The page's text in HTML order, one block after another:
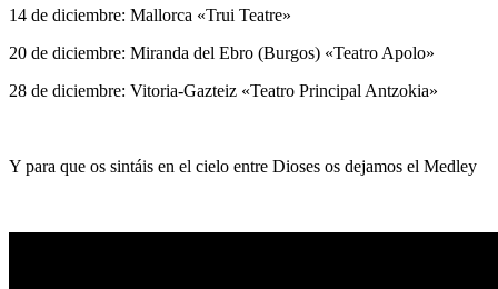
14 de diciembre: Mallorca «Trui Teatre»
20 de diciembre: Miranda del Ebro (Burgos) «Teatro Apolo»
28 de diciembre: Vitoria-Gazteiz «Teatro Principal Antzokia»
Y para que os sintáis en el cielo entre Dioses os dejamos el Medley